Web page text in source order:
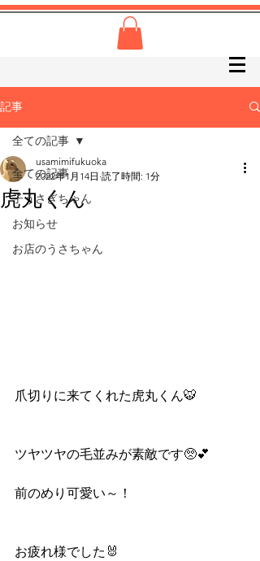
記事
全ての記事
子うさぎちゃん
お知らせ
お店のうさちゃん
全ての記事
虎丸くん
usamimifukuoka
2022年1月14日 読了時間: 1分
爪切りに来てくれた虎丸くん🐯
ツヤツヤの毛並みが素敵です🥺💕
前のめり可愛い～！
お疲れ様でした🐰